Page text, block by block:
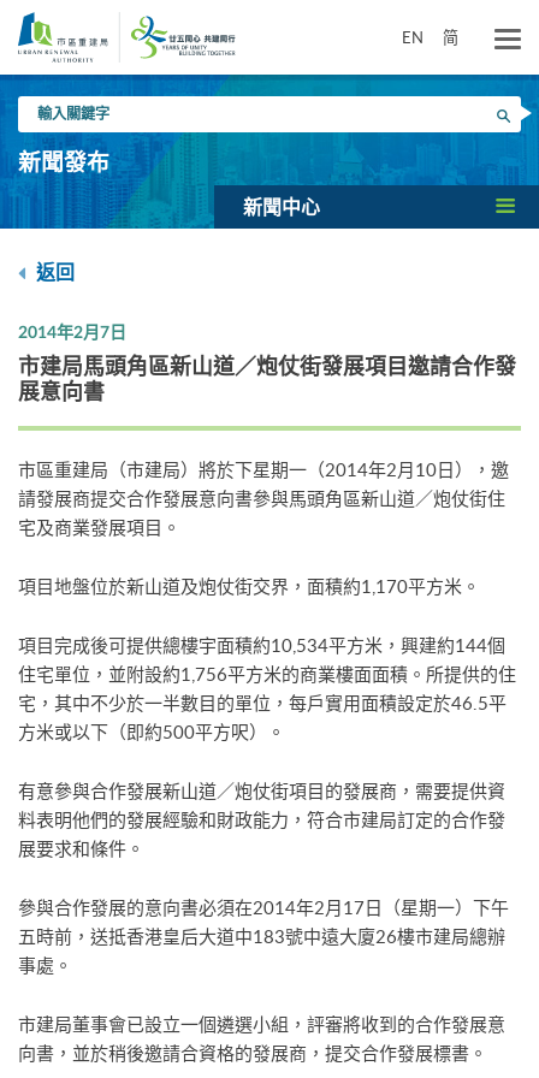
要
EN 简
入
關
鍵
搜尋
新聞發布
新聞中心
返回
2014年2月7日
市建局馬頭角區新山道／炮仗街發展項目邀請合作發
展意向書
市區重建局（市建局）將於下星期一（2014年2月10日），邀
請發展商提交合作發展意向書參與馬頭角區新山道／炮仗街住
宅及商業發展項目。
項目地盤位於新山道及炮仗街交界，面積約1,170平方米。
項目完成後可提供總樓宇面積約10,534平方米，興建約144個
住宅單位，並附設約1,756平方米的商業樓面面積。所提供的住
宅，其中不少於一半數目的單位，每戶實用面積設定於46.5平
方米或以下（即約500平方呎）。
有意參與合作發展新山道／炮仗街項目的發展商，需要提供資
料表明他們的發展經驗和財政能力，符合市建局訂定的合作發
展要求和條件。
參與合作發展的意向書必須在2014年2月17日（星期一）下午
五時前，送抵香港皇后大道中183號中遠大廈26樓市建局總辦
事處。
市建局董事會已設立一個遴選小組，評審將收到的合作發展意
向書，並於稍後邀請合資格的發展商，提交合作發展標書。